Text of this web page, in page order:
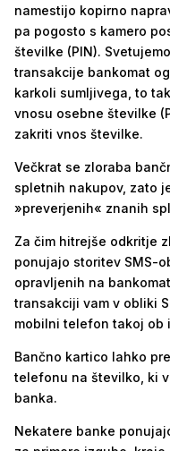
namestijo kopirno
pa pogosto s kamero
številke (PIN).
transakcije bankomat
karkoli sumljivega, to
vnosu osebne številke
zakriti vnos številke.
Večkrat se zloraba
spletnih nakupov, zato
»preverjenih« znanih
Za čim hitrejše odkritje
ponujajo storitev SMS-
opravljenih na
transakciji vam v obliki
mobilni telefon takoj ob
Bančno kartico lahko
telefonu na številko, ki
banka.
Nekatere banke